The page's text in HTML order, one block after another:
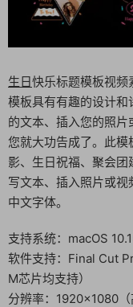
生日快乐标题模板视
模板具有有趣的设计
的文本、插入您的照
您就大功告成了。此
影、生日祝福、聚会
写文本、插入照片或
中文字体。
支持系统：macOS
软件支持：Final Cut
M芯片均支持）
分辨率：1920×1080（